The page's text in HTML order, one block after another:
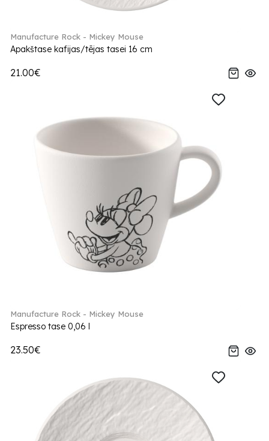
Manufacture Rock - Mickey Mouse
Apakštase kafijas/tējas tasei 16 cm
21.00€
Manufacture Rock - Mickey Mouse
Espresso tase 0,06 l
23.50€